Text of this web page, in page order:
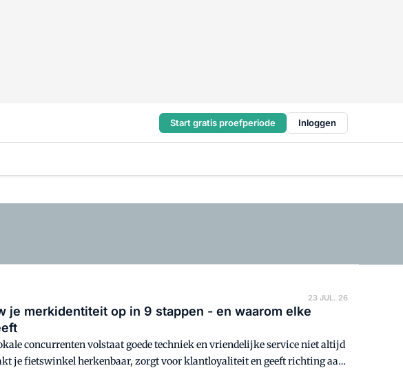
Start gratis proefperiode Inloggen
23 JUL. 26
je merkidentiteit op in 9 stappen - en waarom elke
concurrenten volstaat goede techniek en vriendelijke service niet altijd
je fietswinkel herkenbaar, zorgt voor klantloyaliteit en geeft richting aan